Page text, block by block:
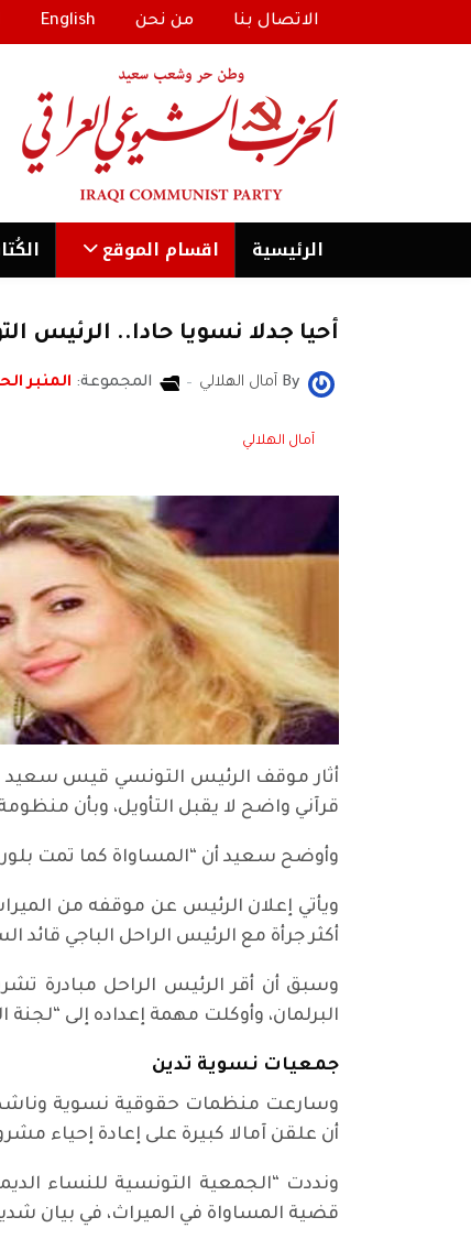
الاتصال بنا من نحن English
الرئیسية اقسام الموقع
أحيا جدلا نسويا حادا.. الرئيس
By آمال الهلالي المجموعة: المنبر
آمال الهلالي
أثار موقف الرئيس التونسي قيس
قرآني واضح لا يقبل التأويل، وبأن
وأوضح سعيد أن “المساواة كما تمت
ويأتي إعلان الرئيس عن موقفه من
أكثر جرأة مع الرئيس الراحل الباجي قائد
البرلمان، وأوكلت مهمة إعداده إلى
جمعيات نسوية تدين
وسارعت منظمات حقوقية نسوية
أن علقن آمالا كبيرة على إعادة إحياء
ونددت “الجمعية التونسية للنساء
قضية المساواة في الميراث، في بيان